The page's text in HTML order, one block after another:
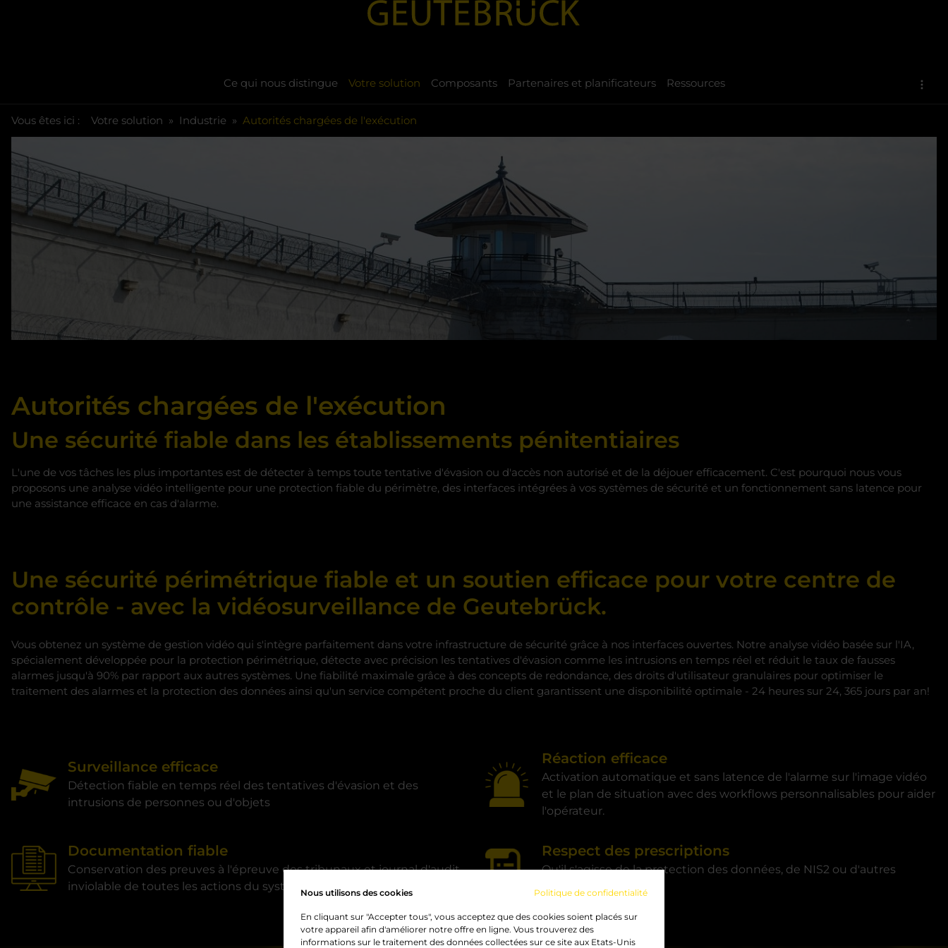
Ce qui nous distingue Votre solution Composants Partenaires et planificateurs Ressources
Vous êtes ici : Votre solution Industrie Autorités chargées de l'exécution
Autorités chargées de l'exécution
Une sécurité fiable dans les établissements pénitentiaires
L'une de vos tâches les plus importantes est de détecter à temps toute tentative d'évasion ou d'accès non autorisé et de la déjouer efficacement. C'est pourquoi nous vous
proposons une analyse vidéo intelligente pour une protection fiable du périmètre, des interfaces intégrées à vos systèmes de sécurité et un fonctionnement sans latence pour
une assistance efficace en cas d'alarme.
Une sécurité périmétrique fiable et un soutien efficace pour votre centre de
contrôle - avec la vidéosurveillance de Geutebrück.
Vous obtenez un système de gestion vidéo qui s'intègre parfaitement dans votre infrastructure de sécurité grâce à nos interfaces ouvertes. Notre analyse vidéo basée sur l'IA,
spécialement développée pour la protection périmétrique, détecte avec précision les tentatives d'évasion comme les intrusions en temps réel et réduit le taux de fausses
alarmes jusqu'à 90% par rapport aux autres systèmes. Une fiabilité maximale grâce à des concepts de redondance, des droits d'utilisateur granulaires pour optimiser le
traitement des alarmes et la protection des données ainsi qu'un service compétent proche du client garantissent une disponibilité optimale - 24 heures sur 24, 365 jours par an!
Surveillance efficace
Détection fiable en temps réel des tentatives d'évasion et des
intrusions de personnes ou d'objets
Réaction efficace
Activation automatique et sans latence de l'alarme sur l'image vidéo
et le plan de situation avec des workflows personnalisables pour aider
l'opérateur.
Documentation fiable
Conservation des preuves à l'épreuve des tribunaux et journal d'audit
inviolable de toutes les actions du système et de l'opérateur
Respect des prescriptions
Qu'il s'agisse de la protection des données, de NIS2 ou d'autres
exigences légales
Nous utilisons des cookies Politique de confidentialité
En cliquant sur "Accepter tous", vous acceptez que des cookies soient placés sur
votre appareil afin d'améliorer notre offre en ligne. Vous trouverez des
informations sur le traitement des données collectées sur ce site aux Etats-Unis